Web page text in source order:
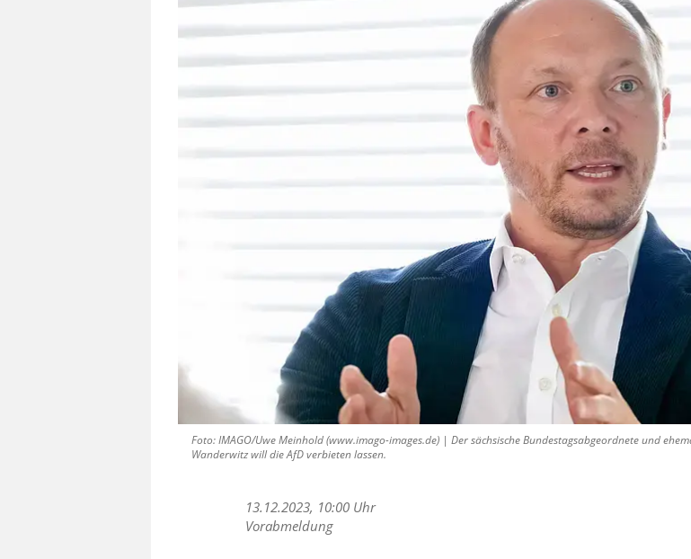
Foto: IMAGO/Uwe Meinhold (www.imago-images.de) | Der sächsische Bundestagsabgeordnete und
Wanderwitz will die AfD verbieten lassen.
13.12.2023, 10:00 Uhr
Vorabmeldung